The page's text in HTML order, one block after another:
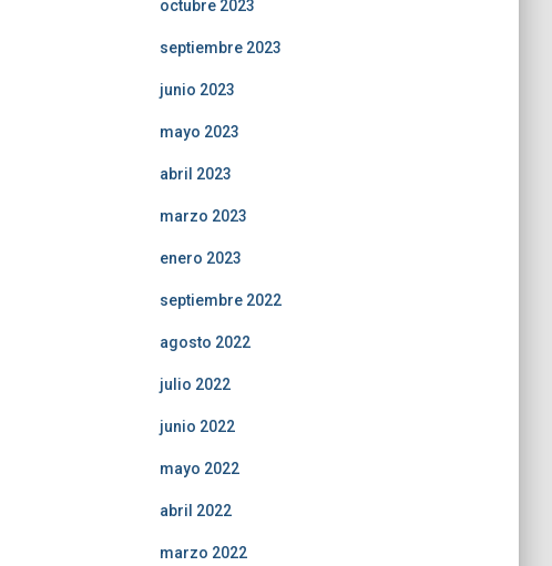
octubre 2023
septiembre 2023
junio 2023
mayo 2023
abril 2023
marzo 2023
enero 2023
septiembre 2022
agosto 2022
julio 2022
junio 2022
mayo 2022
abril 2022
marzo 2022